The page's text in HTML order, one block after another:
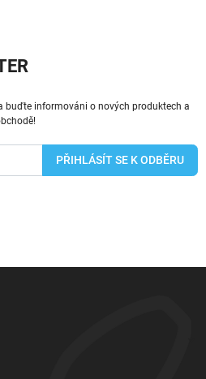
buďte informováni o nových produktech a